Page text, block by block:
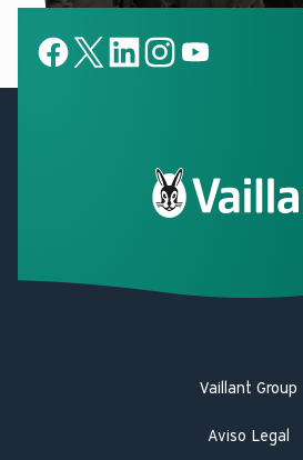
Vaillant Group
Aviso Legal